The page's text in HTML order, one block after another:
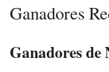
Ganadores
Ganadores de